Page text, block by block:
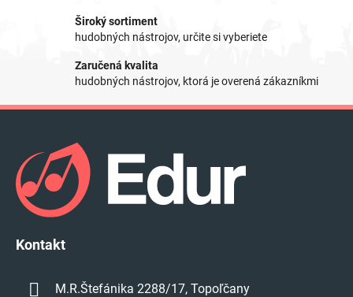
Široký sortiment
hudobných nástrojov, určite si vyberiete
Zaručená kvalita
hudobných nástrojov, ktorá je overená zákazníkmi
Kontakt
M.R.Štefánika 2288/17, Topoľčany